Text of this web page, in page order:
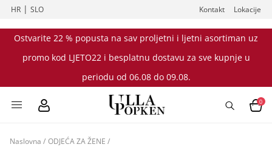
HR |SLO Kontakt Lokacije
Ostvarite 22 % popusta na sav proljetni i ljetni asortiman uz
promo kod LJETO22 i besplatnu dostavu za sve kupnje u
periodu od 06.08 do 09.08.
0
Naslovna / ODJEĆA ZA ŽENE /